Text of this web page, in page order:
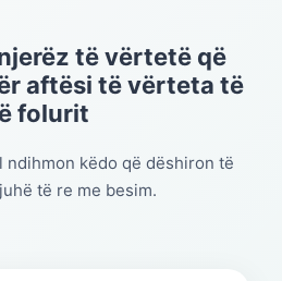
të vërtetë që
aftësi të vërteta të
folurit
ndihmon këdo që dëshiron të
të re me besim.